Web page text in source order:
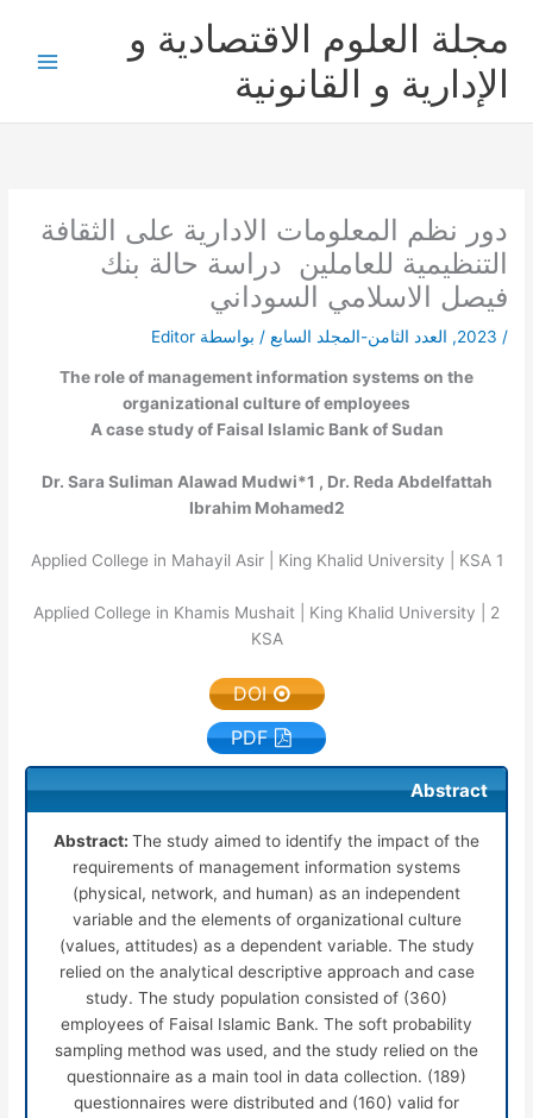
المحتوى
مجلة العلوم الاقتصادية و
الإدارية و القانونية
دور نظم المعلومات الادارية على الثقافة
التنظيمية للعاملين دراسة حالة بنك
فيصل الاسلامي السوداني
/
2023
, العدد الثامن-المجلد السابع / بواسطة Editor
The role of management information systems on the
organizational culture of employees
A case study of Faisal Islamic Bank of Sudan
Dr. Sara Suliman Alawad Mudwi*1 , Dr. Reda Abdelfattah
Ibrahim Mohamed2
1
Applied College in Mahayil Asir | King Khalid University | KSA
2
Applied College in Khamis Mushait | King Khalid University |
KSA
DOI
PDF
Abstract
Abstract: The study aimed to identify the impact of the
requirements of management information systems
(physical, network, and human) as an independent
variable and the elements of organizational culture
(values, attitudes) as a dependent variable. The study
relied on the analytical descriptive approach and case
study. The study population consisted of (360)
employees of Faisal Islamic Bank. The soft probability
sampling method was used, and the study relied on the
questionnaire as a main tool in data collection. (189)
questionnaires were distributed and (160) valid for